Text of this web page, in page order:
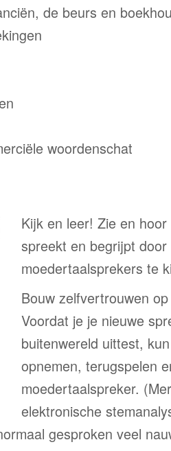
de beurs en
woordenschat
Kijk en leer! Zie en
spreekt en begrijpt
moedertaalsprekers te
Bouw zelfvertrouwen
Voordat je je nieuwe
buitenwereld uittest,
opnemen, terugspelen
moedertaalspreker.
elektronische
gesproken veel